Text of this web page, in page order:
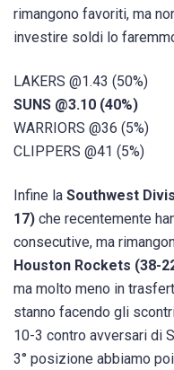
rimangono favoriti, ma
investire soldi lo
LAKERS @1.43 (50%)
SUNS @3.10 (40%)
WARRIORS @36 (5%)
CLIPPERS @41 (5%)
Infine la Southwest
17) che recentemente
consecutive, ma
Houston Rockets (38-
ma molto meno in
stanno facendo gli
10-3 contro avversari di
3° posizione abbiamo